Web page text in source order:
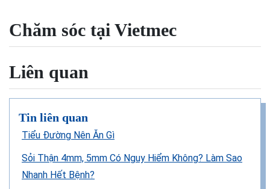
Chăm sóc tại Vietmec
Liên quan
Tin liên quan
Tiểu Đường Nên Ăn Gì
Sỏi Thận 4mm, 5mm Có Nguy Hiểm Không? Làm Sao
Nhanh Hết Bệnh?